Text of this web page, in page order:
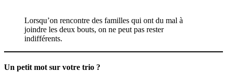
Lorsqu’on rencontre des familles qui ont du mal à
joindre les deux bouts, on ne peut pas rester
indifférents.
Un petit mot sur votre trio ?